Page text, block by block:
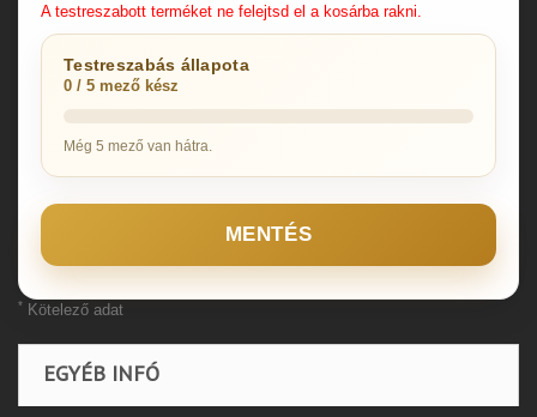
A testreszabott terméket ne felejtsd el a kosárba rakni.
Testreszabás állapota
0 / 5 mező kész
Még 5 mező van hátra.
MENTÉS
* Kötelező adat
EGYÉB INFÓ